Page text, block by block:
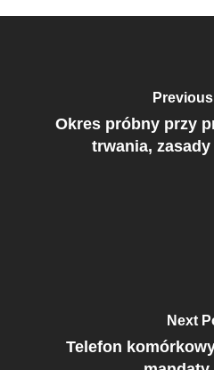
Okres próbny przy
trwania,
Next
Telefon